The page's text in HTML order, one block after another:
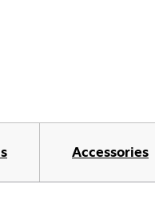
Accessories